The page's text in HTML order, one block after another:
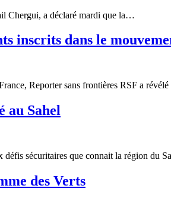
Chergui, a déclaré mardi que la…
inscrits dans le
Reporter sans frontières RSF a
au Sahel
défis sécuritaires que connait la région du
des Verts